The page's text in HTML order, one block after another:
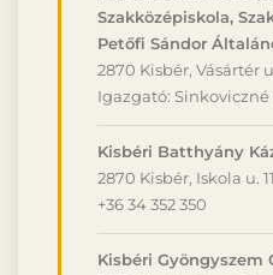
Szakközépiskola,
Petőfi Sándor
2870 Kisbér, Vásártér
Igazgató: Sinkoviczné
Kisbéri Batthyány
2870 Kisbér, Iskola u.
+36 34 352 350
Kisbéri Gyöngyszem